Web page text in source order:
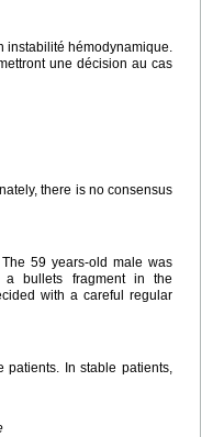
hémodynamique.
une décision au cas
there is no consensus
59 years-old male was
a bullets fragment in the
with a careful regular
In stable patients,